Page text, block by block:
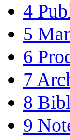
4
5
6
7
8
9